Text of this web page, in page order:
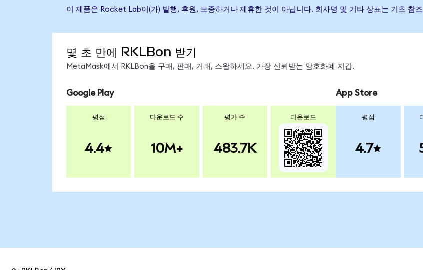
이 제품은 Rocket Lab이(가) 발행, 후원, 보증하거나 제휴한 것이 아닙니다. 회사명 및 기타 상표는 기초 참
몇 초 만에 RKLBon 받기
MetaMask에서 RKLBon을 구매, 판매, 거래, 스왑하세요. 가장 신뢰받는 암호화폐 지갑.
Google Play
평점
4.4
다운로드 수
10M+
평가 수
483.7K
다운로드
App Store
평점
4.7